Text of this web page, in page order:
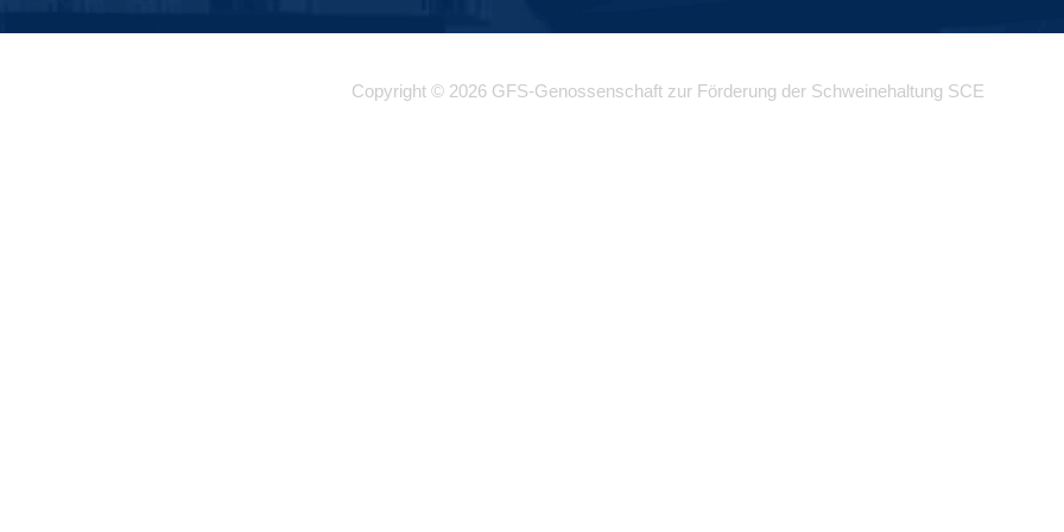
Copyright © 2026 GFS-Genossenschaft zur Förderung der Schweinehaltung SCE